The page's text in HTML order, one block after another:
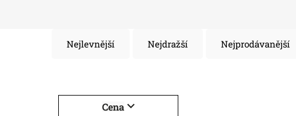
Nejlevnější Nejdražší Nejprodávanější
Cena